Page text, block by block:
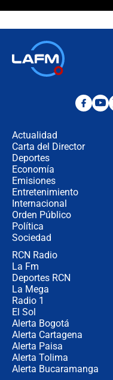
Actualidad
Carta del Director
Deportes
Economía
Emisiones
Entretenimiento
Internacional
Orden Público
Política
Sociedad
RCN Radio
La Fm
Deportes RCN
La Mega
Radio 1
El Sol
Alerta Bogotá
Alerta Cartagena
Alerta Paisa
Alerta Tolima
Alerta Bucaramanga